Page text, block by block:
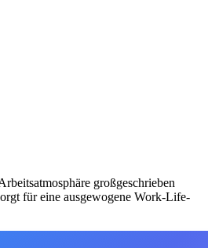
großgeschrieben
für eine ausgewogene Work-Life-